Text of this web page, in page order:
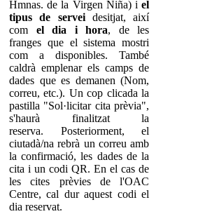
Hmnas. de la Virgen Niña) i el
tipus de serveidesitjat, així
com el dia i hora, de les
franges que el sistema mostri
com a disponibles. També
caldrà emplenar els camps de
dades que es demanen (Nom,
correu, etc.). Un cop clicada la
pastilla "Sol·licitar cita prèvia",
s'haurà finalitzat la
reserva. Posteriorment, el
ciutadà/na rebrà un correu amb
la confirmació, les dades de la
cita i un codi QR. En el cas de
les cites prèvies de l'OAC
Centre, cal dur aquest codi el
dia reservat.